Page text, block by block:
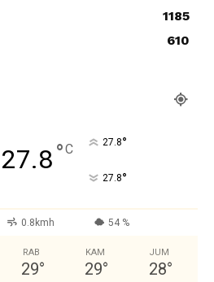
1185
610
27.8°C 27.8°
27.8°
0.8kmh 54 %
RAB
29°
KAM
29°
JUM
28°